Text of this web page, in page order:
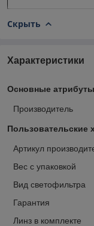
Скрыть
Характеристики
Основные атрибуты
Производитель
Пользовательские
Артикул
Вес с упаковкой
Вид светофильтра
Гарантия
Линз в комплекте